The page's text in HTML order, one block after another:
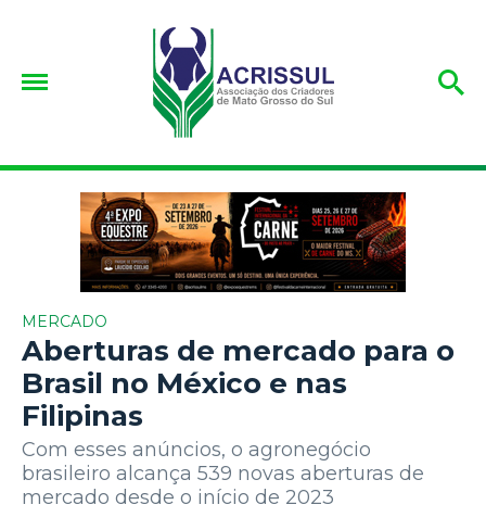
MERCADO
Aberturas de mercado para o
Brasil no México e nas
Filipinas
Com esses anúncios, o agronegócio
brasileiro alcança 539 novas aberturas de
mercado desde o início de 2023